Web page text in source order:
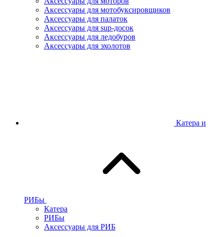
Аксессуары для мотобуксировщиков
Аксессуары для палаток
Аксессуары для sup-досок
Аксессуары для ледобуров
Аксессуары для эхолотов
Катера и
РИБы
Катера
РИБы
Аксессуары для РИБ